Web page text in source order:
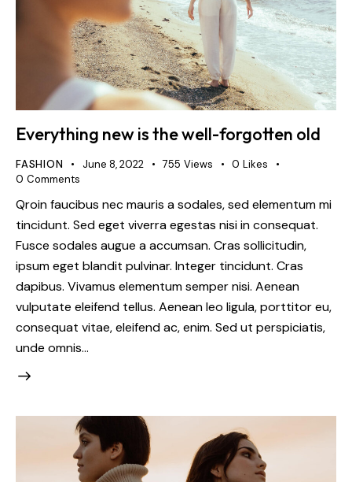
Everything new is the well-forgotten old
FASHION June 8, 2022 755 Views 0 Likes
0 Comments
Qroin faucibus nec mauris a sodales, sed elementum mi
tincidunt. Sed eget viverra egestas nisi in consequat.
Fusce sodales augue a accumsan. Cras sollicitudin,
ipsum eget blandit pulvinar. Integer tincidunt. Cras
dapibus. Vivamus elementum semper nisi. Aenean
vulputate eleifend tellus. Aenean leo ligula, porttitor eu,
consequat vitae, eleifend ac, enim. Sed ut perspiciatis,
unde omnis…